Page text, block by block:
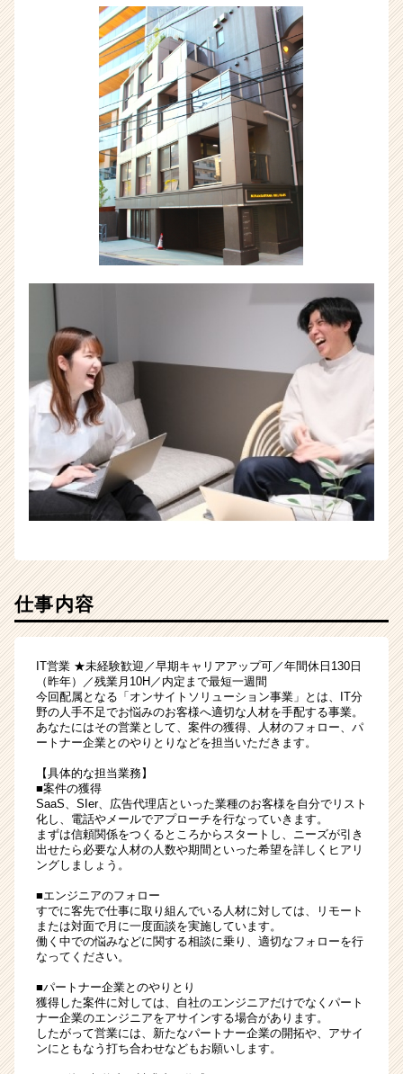
活
サ
イ
ト
チ
ア
キ
ャ
リ
ア
（CheerCareer）
仕事内容
IT営業 ★未経験歓迎／早期キャリアアップ可／年間休日130日
（昨年）／残業月10H／内定まで最短一週間
今回配属となる「オンサイトソリューション事業」とは、IT分
野の人手不足でお悩みのお客様へ適切な人材を手配する事業。
あなたにはその営業として、案件の獲得、人材のフォロー、パ
ートナー企業とのやりとりなどを担当いただきます。
【具体的な担当業務】
■案件の獲得
SaaS、SIer、広告代理店といった業種のお客様を自分でリスト
化し、電話やメールでアプローチを行なっていきます。
まずは信頼関係をつくるところからスタートし、ニーズが引き
出せたら必要な人材の人数や期間といった希望を詳しくヒアリ
ングしましょう。
■エンジニアのフォロー
すでに客先で仕事に取り組んでいる人材に対しては、リモート
または対面で月に一度面談を実施しています。
働く中での悩みなどに関する相談に乗り、適切なフォローを行
なってください。
■パートナー企業とのやりとり
獲得した案件に対しては、自社のエンジニアだけでなくパート
ナー企業のエンジニアをアサインする場合があります。
したがって営業には、新たなパートナー企業の開拓や、アサイ
ンにともなう打ち合わせなどもお願いします。